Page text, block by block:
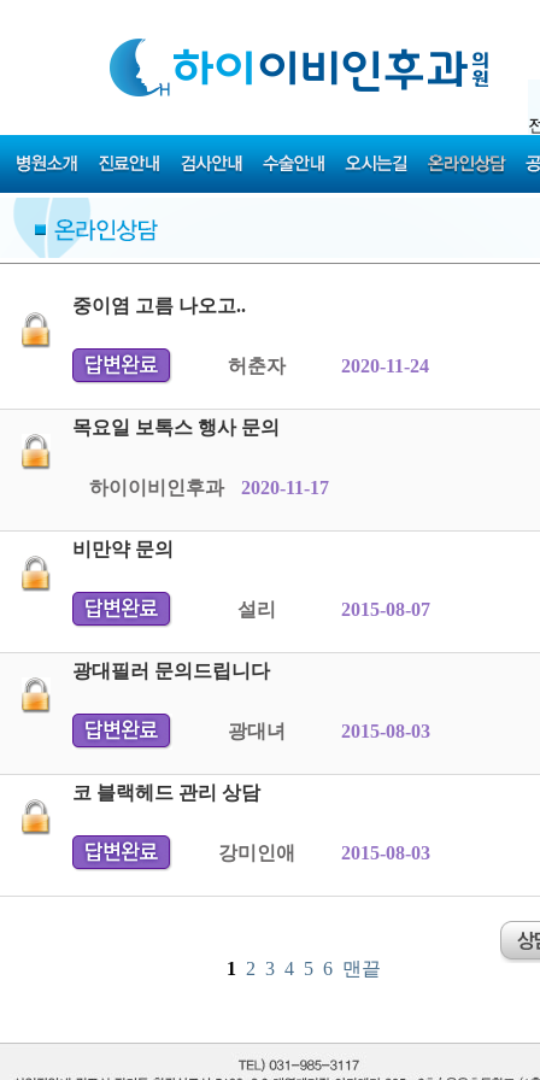
중이염 고름 나오고..
허춘자 2020-11-24
목요일 보톡스 행사 문의
하이이비인후과 2020-11-17
비만약 문의
설리 2015-08-07
광대필러 문의드립니다
광대녀 2015-08-03
코 블랙헤드 관리 상담
강미인애 2015-08-03
1 2 3 4 5 6 맨끝